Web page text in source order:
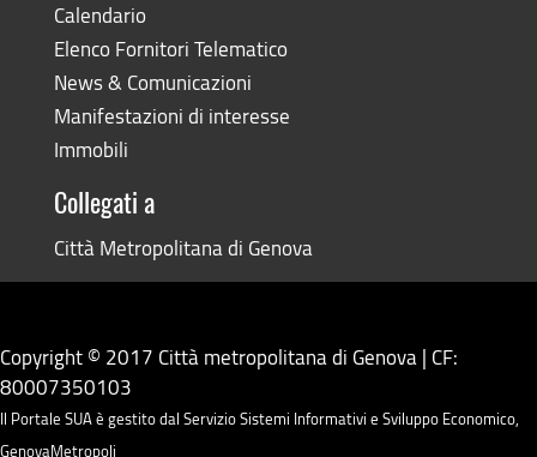
Calendario
Elenco Fornitori Telematico
News & Comunicazioni
Manifestazioni di interesse
Immobili
Collegati a
Città Metropolitana di Genova
Copyright © 2017 Città metropolitana di Genova | CF:
80007350103
Il Portale SUA è gestito dal Servizio Sistemi Informativi e Sviluppo Economico,
GenovaMetropoli